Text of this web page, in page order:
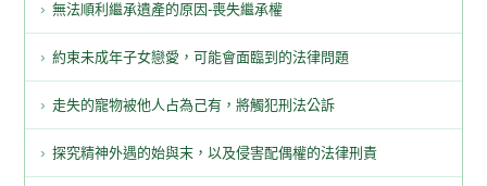
無法順利繼承遺產的原因-喪失繼承權
約束未成年子女戀愛，可能會面臨到的法律問題
走失的寵物被他人占為己有，將觸犯刑法公訴
探究精神外遇的始與末，以及侵害配偶權的法律刑責